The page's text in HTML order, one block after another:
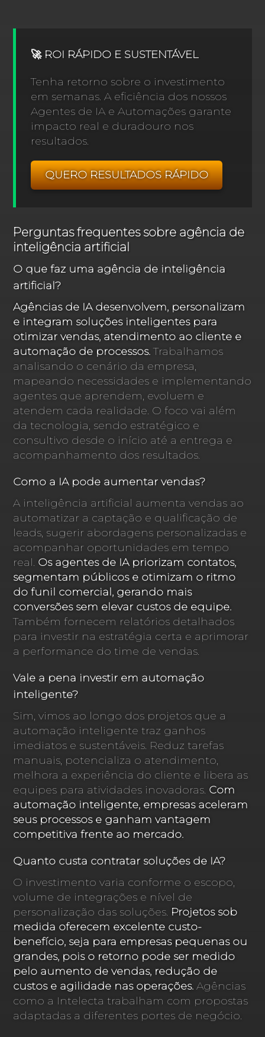
🚀 ROI RÁPIDO E SUSTENTÁVEL
Tenha retorno sobre o investimento
em semanas. A eficiência dos nossos
Agentes de IA e Automações garante
impacto real e duradouro nos
resultados.
QUERO RESULTADOS RÁPIDO
Perguntas frequentes sobre agência de
inteligência artificial
O que faz uma agência de inteligência
artificial?
Agências de IA desenvolvem, personalizam
e integram soluções inteligentes para
otimizar vendas, atendimento ao cliente e
automação de processos. Trabalhamos
analisando o cenário da empresa,
mapeando necessidades e implementando
agentes que aprendem, evoluem e
atendem cada realidade. O foco vai além
da tecnologia, sendo estratégico e
consultivo desde o início até a entrega e
acompanhamento dos resultados.
Como a IA pode aumentar vendas?
A inteligência artificial aumenta vendas ao
automatizar a captação e qualificação de
leads, sugerir abordagens personalizadas e
acompanhar oportunidades em tempo
real. Os agentes de IA priorizam contatos,
segmentam públicos e otimizam o ritmo
do funil comercial, gerando mais
conversões sem elevar custos de equipe.
Também fornecem relatórios detalhados
para investir na estratégia certa e aprimorar
a performance do time de vendas.
Vale a pena investir em automação
inteligente?
Sim, vimos ao longo dos projetos que a
automação inteligente traz ganhos
imediatos e sustentáveis. Reduz tarefas
manuais, potencializa o atendimento,
melhora a experiência do cliente e libera as
equipes para atividades inovadoras. Com
automação inteligente, empresas aceleram
seus processos e ganham vantagem
competitiva frente ao mercado.
Quanto custa contratar soluções de IA?
O investimento varia conforme o escopo,
volume de integrações e nível de
personalização das soluções. Projetos sob
medida oferecem excelente custo-
benefício, seja para empresas pequenas ou
grandes, pois o retorno pode ser medido
pelo aumento de vendas, redução de
custos e agilidade nas operações. Agências
como a Intelecta trabalham com propostas
adaptadas a diferentes portes de negócio.